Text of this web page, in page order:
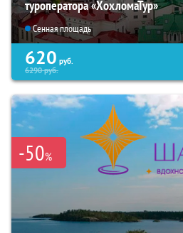
туроператора «ХохломаТур»
Сенная площадь
620 руб.
6290руб.
-50%